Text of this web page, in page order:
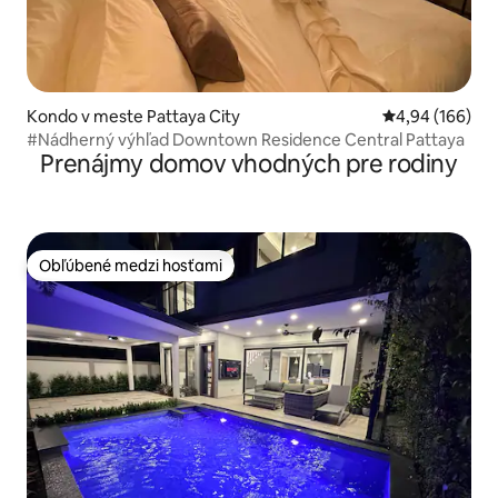
Kondo v meste Pattaya City Priemerné
4,94 (166)
#Nádherný výhľad Downtown Residence Central Pattaya
Prenájmy domov vhodných pre rodiny
Obľúbené medzi hosťami
Obľúbené medzi hosťami